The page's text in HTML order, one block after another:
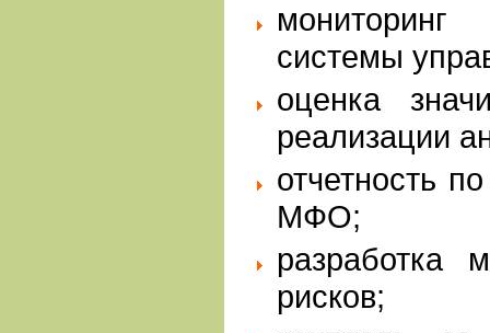
системы
оценка
реализации
отчетность
МФО;
разработка
рисков;